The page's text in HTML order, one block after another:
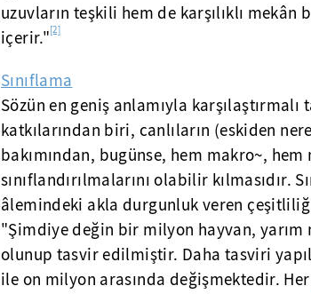
uzuvların teşkili hem de karşılıklı
içerir."[2]
Sınıflama
Sözün en geniş anlamıyla
katkılarından biri, canlıların (eskiden
bakımından, bugünse, hem makro~,
sınıflandırılmalarını olabilir kılmasıdır.
âlemindeki akla durgunluk veren
"Şimdiye değin bir milyon hayvan,
olunup tasvir edilmiştir. Daha tasviri
ile on milyon arasında değişmektedir.